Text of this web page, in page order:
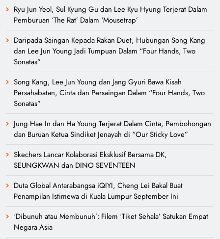
Ryu Jun Yeol, Sul Kyung Gu dan Lee Kyu Hyung Terjerat Dalam
Pemburuan ‘The Rat’ Dalam ‘Mousetrap’
Daripada Saingan Kepada Rakan Duet, Hubungan Song Kang
dan Lee Jun Young Jadi Tumpuan Dalam “Four Hands, Two
Sonatas”
Song Kang, Lee Jun Young dan Jang Gyuri Bawa Kisah
Persahabatan, Cinta dan Persaingan Dalam “Four Hands, Two
Sonatas”
Jung Hae In dan Ha Young Terjerat Dalam Cinta, Pembohongan
dan Buruan Ketua Sindiket Jenayah di “Our Sticky Love”
Skechers Lancar Kolaborasi Eksklusif Bersama DK,
SEUNGKWAN dan DINO SEVENTEEN
Duta Global Antarabangsa iQIYI, Cheng Lei Bakal Buat
Penampilan Istimewa di Kuala Lumpur September Ini
‘Dibunuh atau Membunuh’: Filem ‘Tiket Sehala’ Satukan Empat
Negara Asia